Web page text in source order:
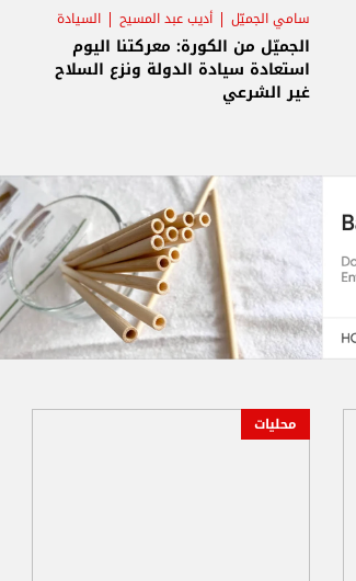
سامي الجميّل أديب عبد المسيح السيادة
الجميّل من الكورة: معركتنا اليوم
استعادة سيادة الدولة ونزع السلاح
غير الشرعي
محليات